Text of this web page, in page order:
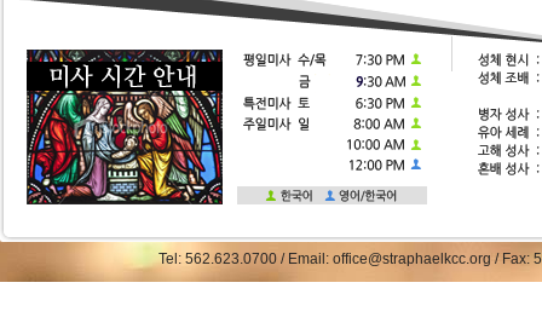
Tel: 562.623.0700 / Email: office@straphaelkcc.org /